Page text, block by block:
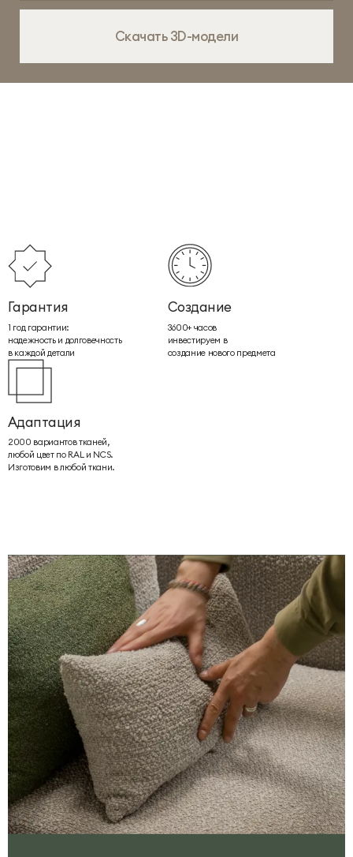
Скачать 3D-модели
Гарантия
1 год гарантии:
надежность и долговечность
в каждой детали
Создание
3600+ часов
инвестируем в
создание нового предмета
Адаптация
2000 вариантов тканей,
любой цвет по RAL и NCS.
Изготовим в любой ткани.